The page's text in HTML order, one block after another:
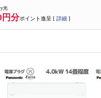
光
円分ポイント進呈 [ 詳細 ]